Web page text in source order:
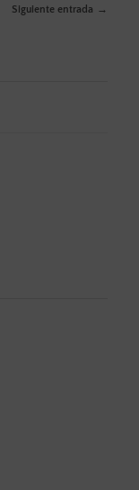
Siguiente entrada